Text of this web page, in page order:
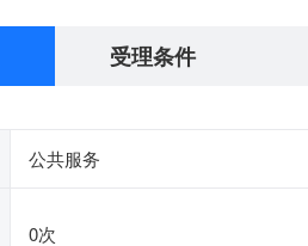
受理条件
公共服务
0次